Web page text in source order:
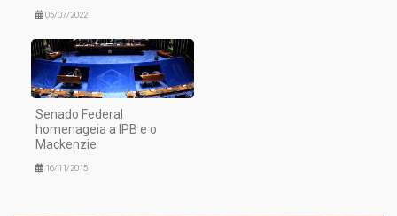
05/07/2022
Senado Federal
homenageia a IPB e o
Mackenzie
16/11/2015